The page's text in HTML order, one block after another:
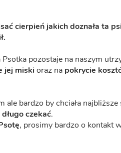
cierpień jakich doznała ta
pozostaje na naszym
jej miski oraz na pokrycie
bardzo by chciała
czekać.
, prosimy bardzo o kontakt